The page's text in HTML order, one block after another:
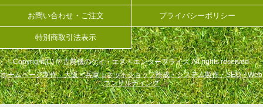
お問い合わせ・ご注文 プライバシーポリシー
特別商取引法表示
Copyright(C) 中古農機のケイ・エス・エンタープライズ All rights reserved.
ホームページ制作 大阪・兵庫｜ネットショップ作成・システム製作・SEO・Web
コンサルティング